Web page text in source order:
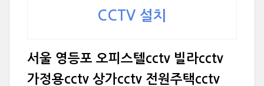
CCTV 설치
서울 영등포 오피스텔cctv 빌라cctv
가정용cctv 상가cctv 전원주택cctv